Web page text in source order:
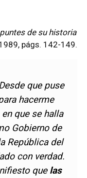
de su historia
págs. 142-149.
que puse
hacerme
que se halla
Gobierno de
República del
con verdad.
quelas